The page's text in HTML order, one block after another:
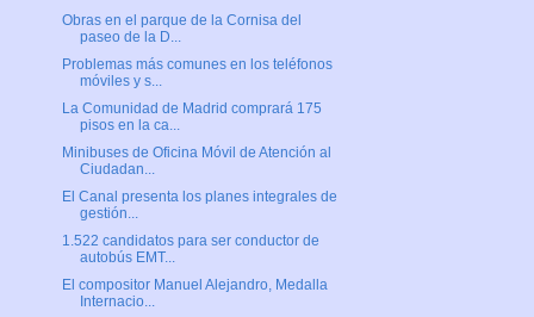
Obras en el parque de la Cornisa del
paseo de la D...
Problemas más comunes en los teléfonos
móviles y s...
La Comunidad de Madrid comprará 175
pisos en la ca...
Minibuses de Oficina Móvil de Atención al
Ciudadan...
El Canal presenta los planes integrales de
gestión...
1.522 candidatos para ser conductor de
autobús EMT...
El compositor Manuel Alejandro, Medalla
Internacio...